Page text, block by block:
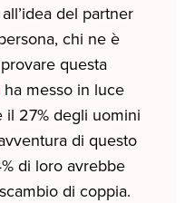
del partner
chi ne è
questa
ha messo in luce
il 27% degli uomini
di questo
di loro avrebbe
di coppia.